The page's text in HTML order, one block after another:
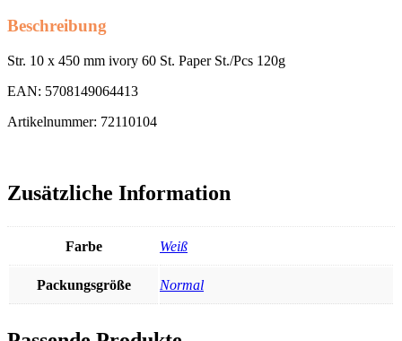
Beschreibung
Str. 10 x 450 mm ivory 60 St. Paper St./Pcs 120g
EAN: 5708149064413
Artikelnummer: 72110104
Zusätzliche Information
Farbe Weiß
Packungsgröße Normal